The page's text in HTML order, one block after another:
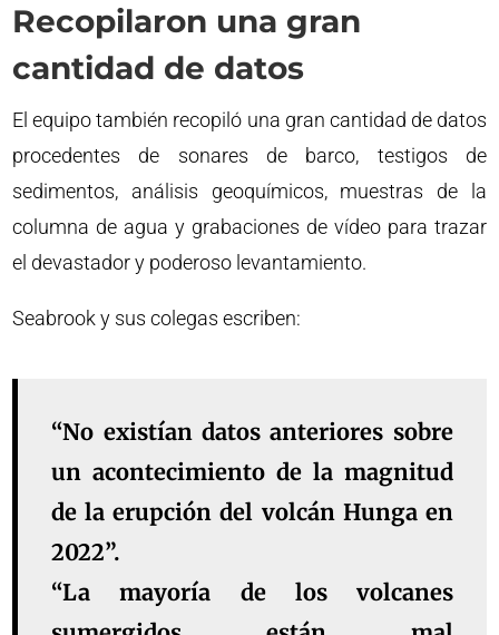
Recopilaron una gran
cantidad de datos
El equipo también recopiló una gran cantidad de datos
procedentes de sonares de barco, testigos de
sedimentos, análisis geoquímicos, muestras de la
columna de agua y grabaciones de vídeo para trazar
el devastador y poderoso levantamiento.
Seabrook y sus colegas escriben:
“No existían datos anteriores sobre
un acontecimiento de la magnitud
de la erupción del volcán Hunga en
2022”.
“La mayoría de los volcanes